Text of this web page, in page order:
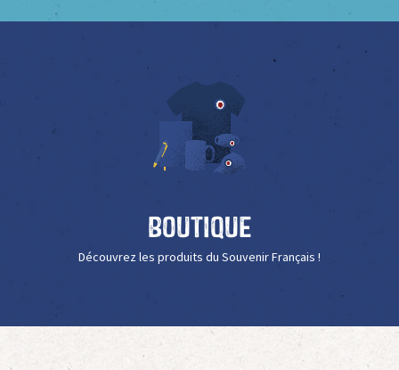
Boutique
Découvrez les produits du Souvenir Français !